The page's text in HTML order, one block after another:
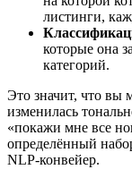
листинги,
которые она
категорий.
Это значит, что вы
изменилась
«покажи мне все
определённый
NLP-конвейер.